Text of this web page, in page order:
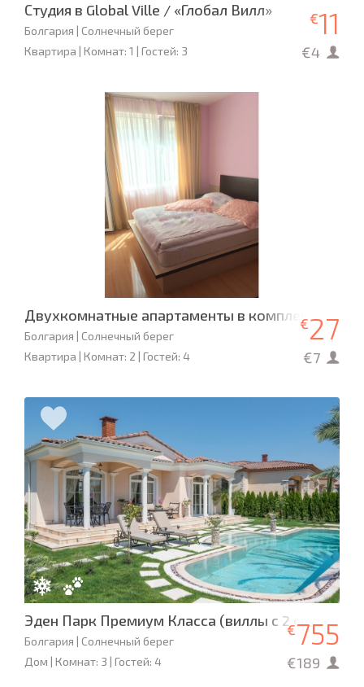
Студия в Global Ville / «Глобал Вилл»
Болгария | Солнечный берег
Квартира | Комнат: 1 | Гостей: 3
€11
€4
Двухкомнатные апартаменты в комплексе
Болгария | Солнечный берег
Квартира | Комнат: 2 | Гостей: 4
€27
€7
Эден Парк Премиум Класса (виллы с 2
Болгария | Солнечный берег
Дом | Комнат: 3 | Гостей: 4
€755
€189